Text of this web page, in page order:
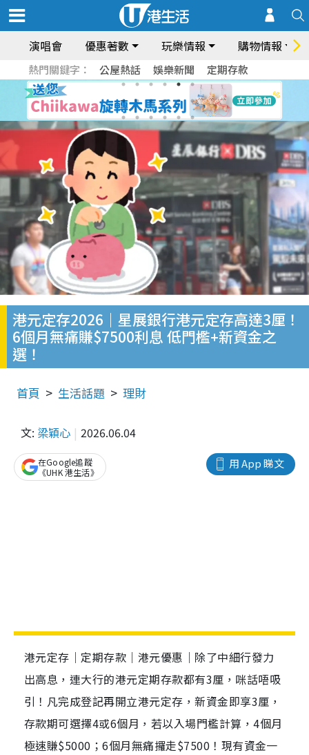
演唱會 優惠著數 玩樂情報 購物情報
熱門關鍵字： 公屋熱話 娛樂新聞 定期存款
港元定存2026｜星展銀行港元定存高達3厘！
6個月無痛賺$7500利息 低門檻+新資金之
選！
首頁 生活話題 理財
文: 梁穎心 2026.06.04
用 App 睇文
在Google追蹤
《UHK 港生活》
港元定存｜定期存款｜港元優惠｜除了中細行發力
出高息，連大行的港元定期存款都有3厘，咪話唔吸
引！凡完成登記再開立港元定存，新資金即享3厘，
存款期可選擇4或6個月，若以入場門檻計算，4個月
極速賺$5000；6個月無痛攞走$7500！現有資金一